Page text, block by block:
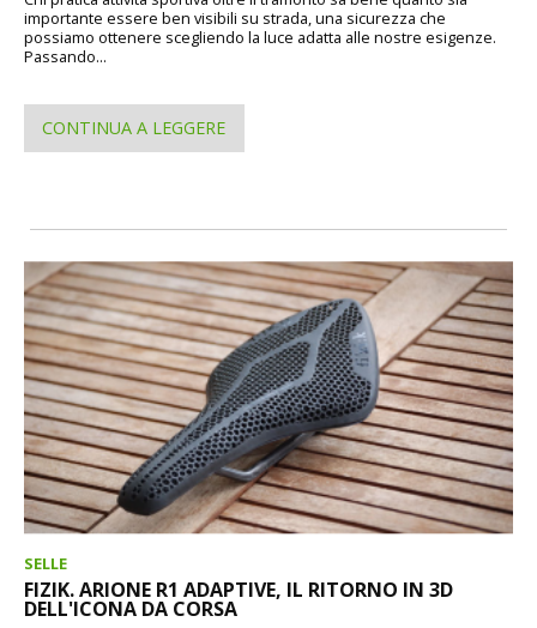
importante essere ben visibili su strada, una sicurezza che
possiamo ottenere scegliendo la luce adatta alle nostre esigenze.
Passando...
CONTINUA A LEGGERE
SELLE
FIZIK. ARIONE R1 ADAPTIVE, IL RITORNO IN 3D
DELL'ICONA DA CORSA